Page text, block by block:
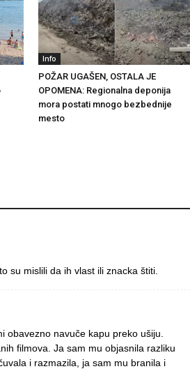
Info
POŽAR UGAŠEN, OSTALA JE
OPOMENA: Regionalna deponija
mora postati mnogo bezbednije
mesto
su mislili da ih vlast ili znacka štiti.
obavezno navuče kapu preko ušiju.
filmova. Ja sam mu objasnila razliku
i razmazila, ja sam mu branila i